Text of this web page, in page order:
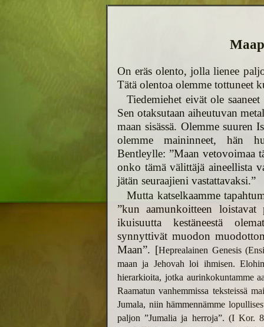
On eräs olento, jolla lienee
Tätä olentoa olemme tottuneet
Tiedemiehet eivät ole
Sen otaksutaan aiheutuvan
maan sisässä. Olemme suuren
olemme maininneet, hän
Bentleylle: ”Maan vetovoimaa
onko tämä välittäjä aineellista
jätän seuraajieni vastattavaksi.”
Mutta katselkaamme
”kun aamunkoitteen
ikuisuutta kestäneestä
synnyttivät muodon
Maan”. [Heprealainen Genesis
maan ja Jehovah loi ihmisen.
hierarkioita, jotka aurinkokuntamme
Raamatun vanhemmissa teksteissä
Jumala, niin hämmennämme
paljon ”Jumalia ja herroja”. (I Kor.